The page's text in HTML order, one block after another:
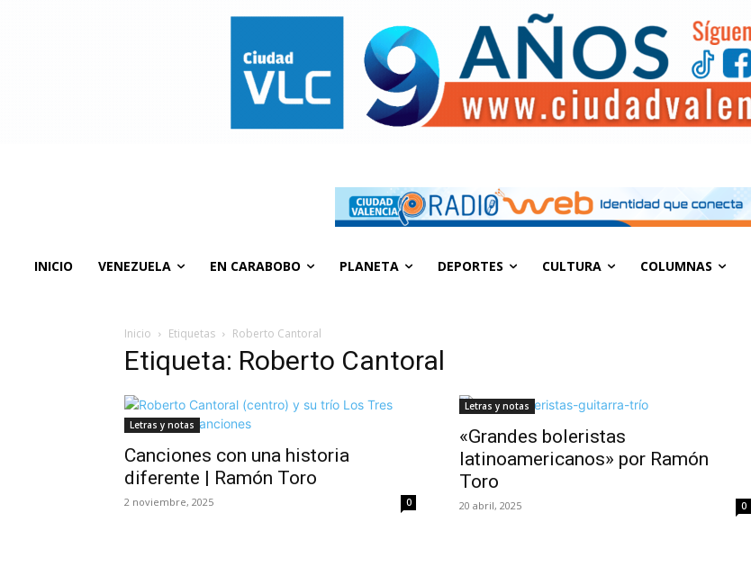
INICIO VENEZUELA EN CARABOBO PLANETA DEPORTES CULTURA COLUMNAS
Inicio Etiquetas Roberto Cantoral
Etiqueta: Roberto Cantoral
Letras y notas
Canciones con una historia
diferente | Ramón Toro
2 noviembre, 2025 0
Letras y notas
«Grandes boleristas
latinoamericanos» por Ramón
Toro
20 abril, 2025 0